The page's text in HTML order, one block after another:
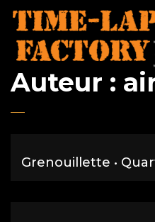
Auteur :
Grenouillette •